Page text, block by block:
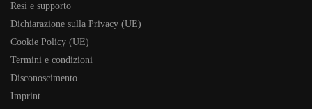
Resi e supporto
Dichiarazione sulla Privacy (UE)
Cookie Policy (UE)
Termini e condizioni
Disconoscimento
Imprint